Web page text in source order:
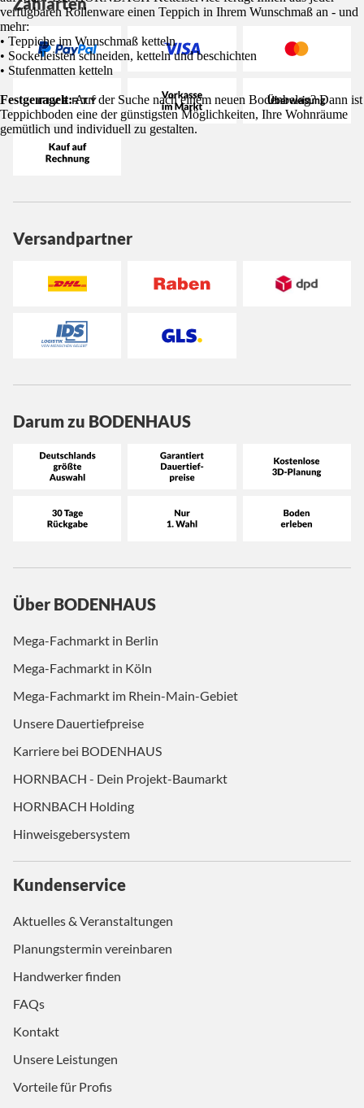
verfügbaren Rollenware einen Teppich in Ihrem Wunschmaß an - und
mehr:
• Teppiche im Wunschmaß ketteln
• Sockelleisten schneiden, ketteln und beschichten
• Stufenmatten ketteln
Festgenagelt:Auf der Suche nach einem neuen Bodenbelag? Dann ist
Teppichboden eine der günstigsten Möglichkeiten, Ihre Wohnräume
gemütlich und individuell zu gestalten.
Versandpartner
Darum zu BODENHAUS
Über BODENHAUS
Mega-Fachmarkt in Berlin
Mega-Fachmarkt in Köln
Mega-Fachmarkt im Rhein-Main-Gebiet
Unsere Dauertiefpreise
Karriere bei BODENHAUS
HORNBACH - Dein Projekt-Baumarkt
HORNBACH Holding
Hinweisgebersystem
Kundenservice
Aktuelles & Veranstaltungen
Planungstermin vereinbaren
Handwerker finden
FAQs
Kontakt
Unsere Leistungen
Vorteile für Profis